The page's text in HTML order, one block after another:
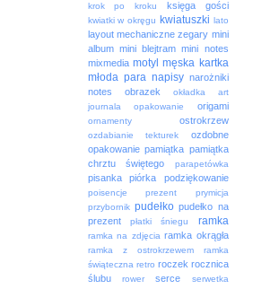
krok po kroku księga gości
kwiatki w okręgu kwiatuszki lato
layout mechaniczne zegary mini
album mini blejtram mini notes
mixmedia motyl męska kartka
młoda para napisy narożniki
notes
obrazek
okładka art
journala
opakowanie origami
ornamenty ostrokrzew
ozdabianie tekturek
ozdobne
opakowanie pamiątka pamiątka
chrztu świętego
parapetówka
pisanka piórka podziękowanie
poisencje prezent
prymicja
przybornik pudełko pudełko na
prezent
płatki śniegu ramka
ramka na zdjęcia ramka okrągła
ramka z ostrokrzewem
ramka
świąteczna retro roczek rocznica
ślubu
rower serce
serwetka